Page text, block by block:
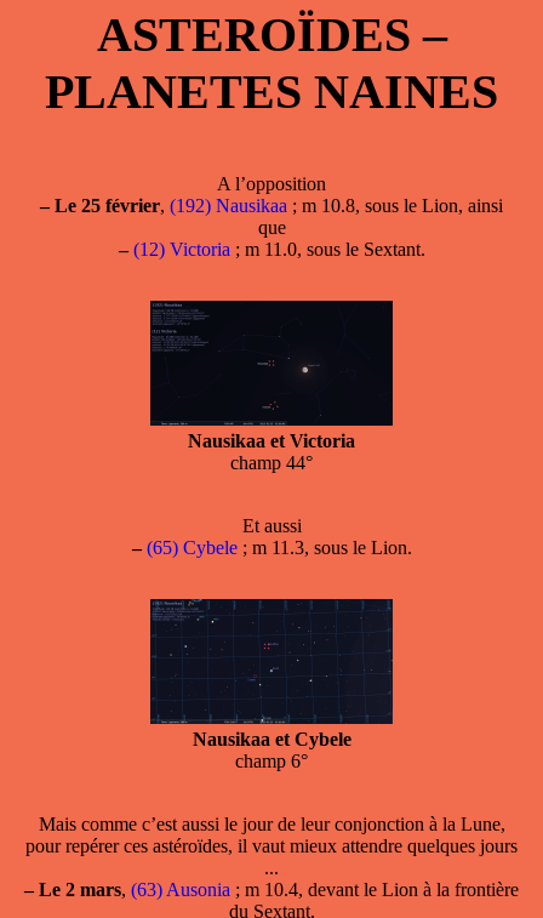
ASTEROÏDES –
PLANETES NAINES
A l’opposition
– Le 25 février, (192) Nausikaa ; m 10.8, sous le Lion, ainsi
que
– (12) Victoria ; m 11.0, sous le Sextant.
Nausikaa et Victoria
champ 44°
Et aussi
– (65) Cybele; m 11.3, sous le Lion.
Nausikaa et Cybele
champ 6°
Mais comme c’est aussi le jour de leur conjonction à la Lune,
pour repérer ces astéroïdes, il vaut mieux attendre quelques jours
...
– Le 2 mars, (63) Ausonia ; m 10.4, devant le Lion à la frontière
du Sextant,